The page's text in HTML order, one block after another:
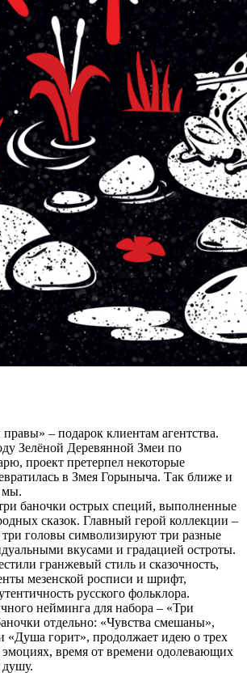
– подарок клиентам агентства.
Зелёной Деревянной Змеи по
проект претерпел некоторые
в Змея Горыныча. Так ближе и
мы.
баночки острых специй, выполненные
сказок. Главный герой коллекции –
головы символизируют три разные
вкусами и градацией остроты.
гранжевый стиль и сказочность,
мезенской росписи и шрифт,
русского фольклора.
нейминга для набора – «Три
отдельно: «Чувства смешаны»,
горит», продолжает идею о трех
время от времени одолевающих